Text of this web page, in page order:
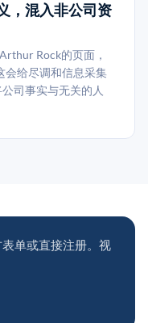
，混入非公司资
Rock的页面，
给尽调和信息采集
司事实与无关的人
单或直接注册。视